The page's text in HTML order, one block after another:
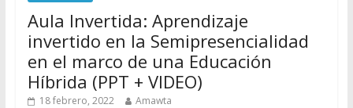
Aula Invertida: Aprendizaje
invertido en la Semipresencialidad
en el marco de una Educación
Híbrida (PPT + VIDEO)
18 febrero, 2022 Amawta